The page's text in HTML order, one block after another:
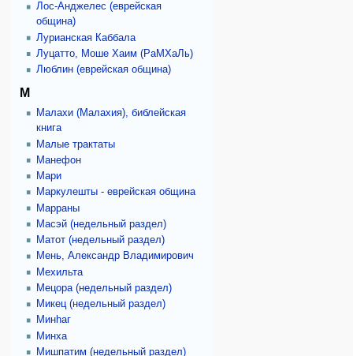
Лос-Анджелес (еврейская
община)
Лурианская Каббала
Луцатто, Моше Хаим (РаМХаЛь)
Люблин (еврейская община)
М
Малахи (Малахия), библейская
книга
Малые трактаты
Манефон
Мари
Маркулешты - еврейская община
Марраны
Масэй (недельный раздел)
Матот (недельный раздел)
Мень, Александр Владимирович
Мехильта
Мецора (недельный раздел)
Микец (недельный раздел)
Минhаг
Минха
Мишпатим (недельный раздел)